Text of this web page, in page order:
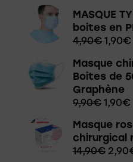
MASQUE
boites en
4,90€ 1,90€
Masque
Boites de
Graphène
9,90€ 1,90€
Masque
chirurgical
14,90€ 2,90